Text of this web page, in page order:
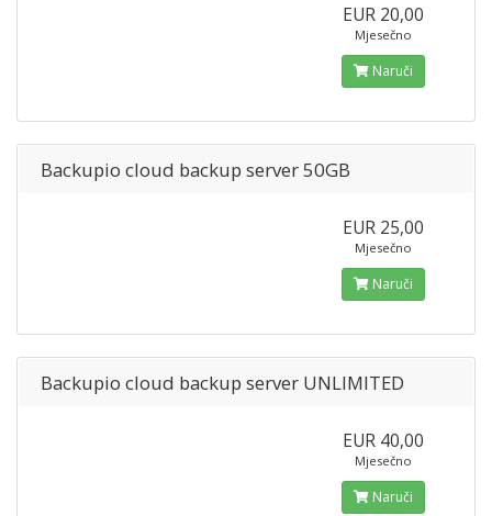
EUR 20,00
Mjesečno
Naruči
Backupio cloud backup server 50GB
EUR 25,00
Mjesečno
Naruči
Backupio cloud backup server UNLIMITED
EUR 40,00
Mjesečno
Naruči